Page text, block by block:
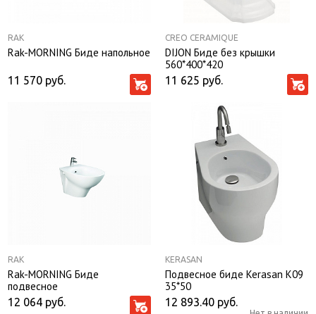
RAK
Rak-MORNING Биде напольное
11 570 руб.
CREO CERAMIQUE
DIJON Биде без крышки
560*400*420
11 625 руб.
RAK
Rak-MORNING Биде
подвесное
12 064 руб.
KERASAN
Подвесное биде Kerasan K09
35*50
12 893.40 руб.